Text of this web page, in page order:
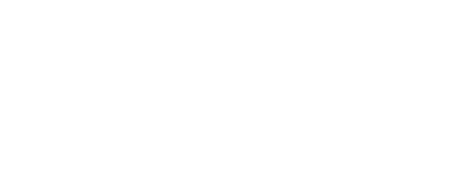
相同证件号码只能注册一次。
准确；